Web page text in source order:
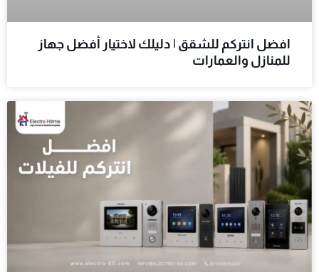
افضل انتركم للشقق | دليلك لاختيار أفضل جهاز
للمنازل والعمارات